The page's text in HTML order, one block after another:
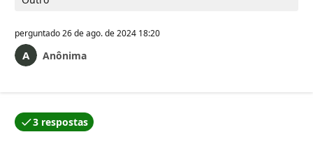
perguntado26 de ago. de 2024 18:20
Anônima
3 respostas
Uma das respostas foi aceita pelo autor da pergunta.